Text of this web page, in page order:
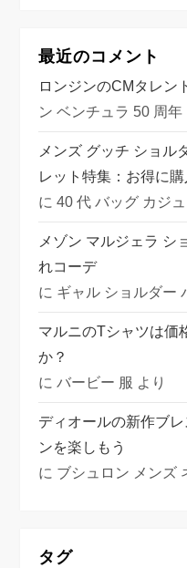
最近のコメント
ロンジンのCMタレン
ン ベンチュラ 50 周年
メンズ グッチ ショル
レット特集：お得に
に40 代 バッグ カジ
メゾン マルジェラ シ
れコーデ
に ギャル ショルダー
マルニのTシャツは価
か？
にバービー 服 より
ディオールの新作ブ
ンを楽しもう
に ブシュロン メンズ
タグ